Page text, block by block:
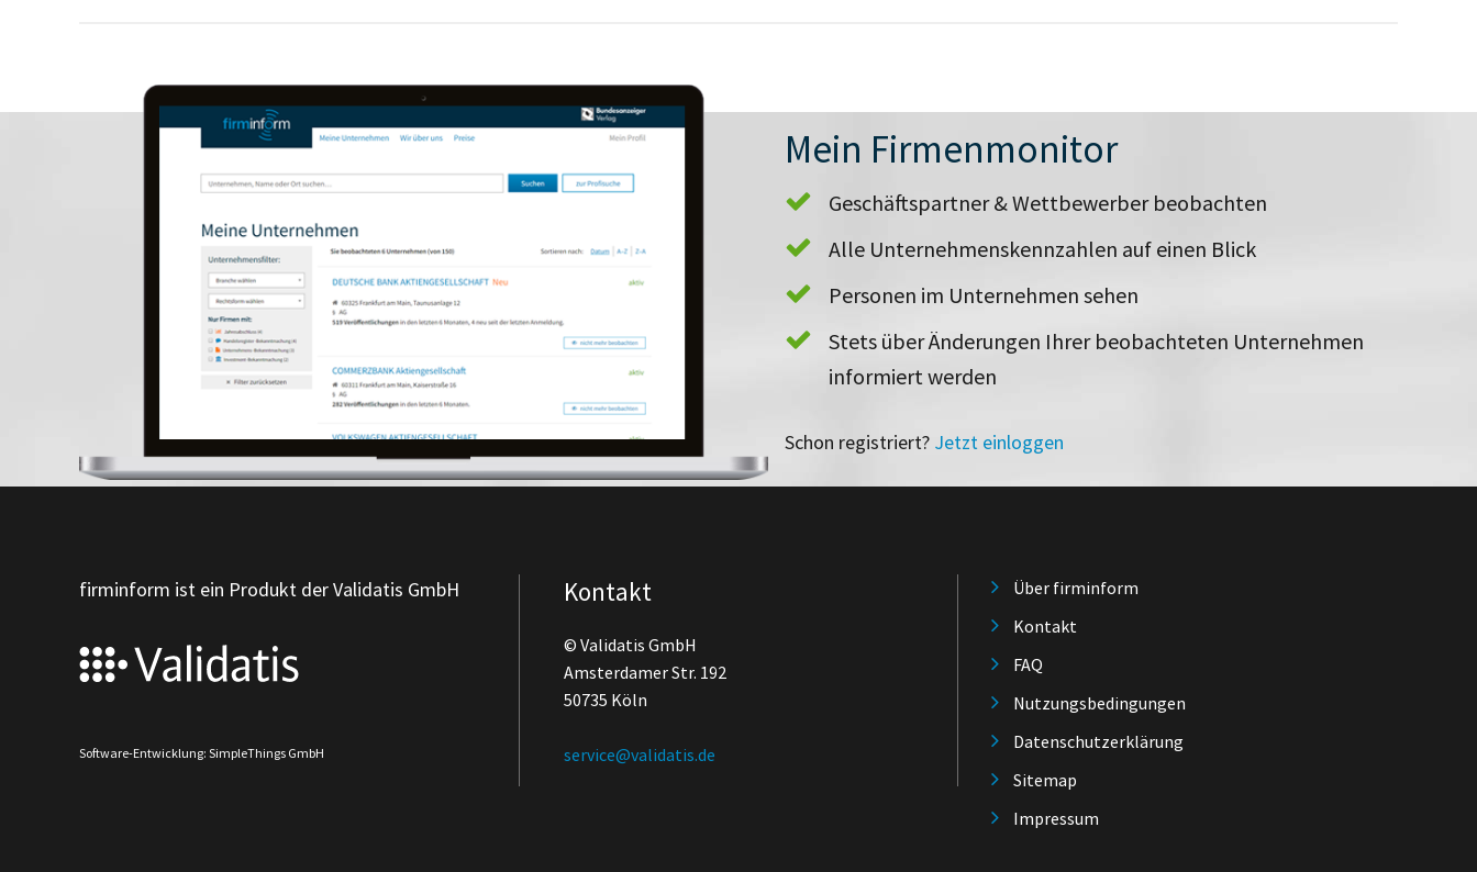
Mein Firmenmonitor
Geschäftspartner & Wettbewerber beobachten
Alle Unternehmenskennzahlen auf einen Blick
Personen im Unternehmen sehen
Stets über Änderungen Ihrer beobachteten Unternehmen
informiert werden
Schon registriert? Jetzt einloggen
firminform ist ein Produkt der Validatis GmbH
Software-Entwicklung: SimpleThings GmbH
Kontakt
© Validatis GmbH
Amsterdamer Str. 192
50735 Köln
service@validatis.de
Über firminform
Kontakt
FAQ
Nutzungsbedingungen
Datenschutzerklärung
Sitemap
Impressum